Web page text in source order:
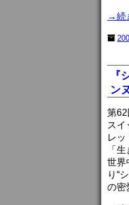
→続
『
ン
第
スイ
レッ
「
世界
り“
の密